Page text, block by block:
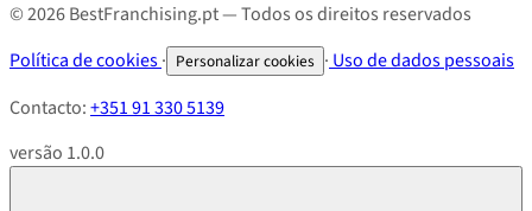
© 2026 BestFranchising.pt — Todos os direitos reservados
Política de cookies· Personalizar cookies · Uso de dados pessoais
Contacto:+351 91 330 5139
versão 1.0.0